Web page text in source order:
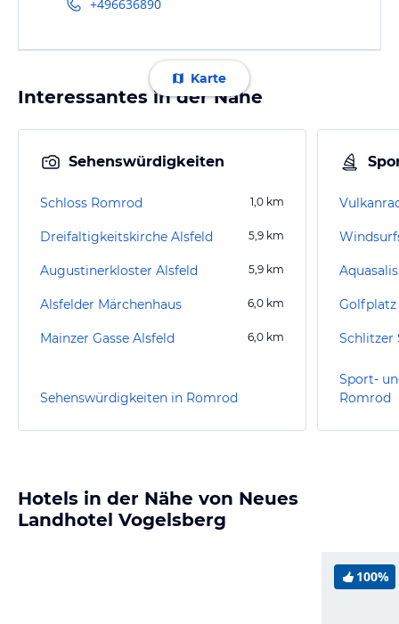
+496636890
Karte
Interessantes in der Nähe
Sehenswürdigkeiten
Schloss Romrod 1,0 km
Dreifaltigkeitskirche Alsfeld 5,9 km
Augustinerkloster Alsfeld 5,9 km
Alsfelder Märchenhaus 6,0 km
Mainzer Gasse Alsfeld 6,0 km
Sehenswürdigkeiten in Romrod
Schlitzer
Sport-
Romrod
Hotels in der Nähe von Neues
Landhotel Vogelsberg
100%